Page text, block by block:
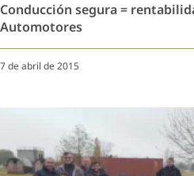
Conducción segura =
Automotores
7 de abril de 2015